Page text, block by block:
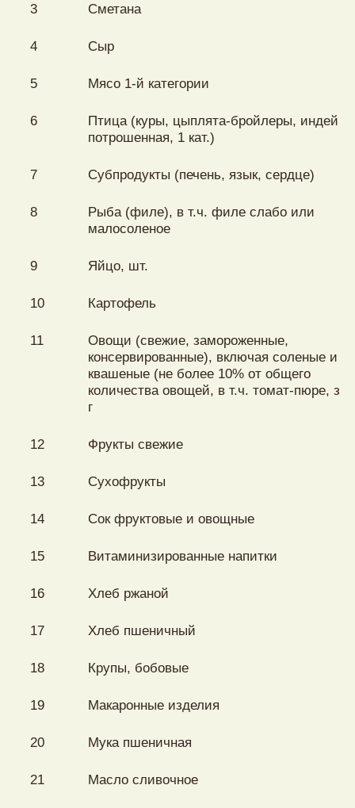
3 Сметана
4 Сыр
5 Мясо 1-й категории
6
Птица (куры, цыплята-бройлеры, индейка
потрошенная, 1 кат.)
7 Субпродукты (печень, язык, сердце)
8
Рыба (филе), в т.ч. филе слабо или
малосоленое
9 Яйцо, шт.
10 Картофель
11
Овощи (свежие, замороженные,
консервированные), включая соленые и
квашеные (не более 10% от общего
количества овощей, в т.ч. томат-пюре,
г
12 Фрукты свежие
13 Сухофрукты
14 Сок фруктовые и овощные
15 Витаминизированные напитки
16 Хлеб ржаной
17 Хлеб пшеничный
18 Крупы, бобовые
19 Макаронные изделия
20 Мука пшеничная
21 Масло сливочное